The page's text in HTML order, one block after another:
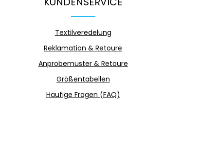
Textilveredelung
Reklamation & Retoure
Anprobemuster & Retoure
Größentabellen
Häufige Fragen (FAQ)